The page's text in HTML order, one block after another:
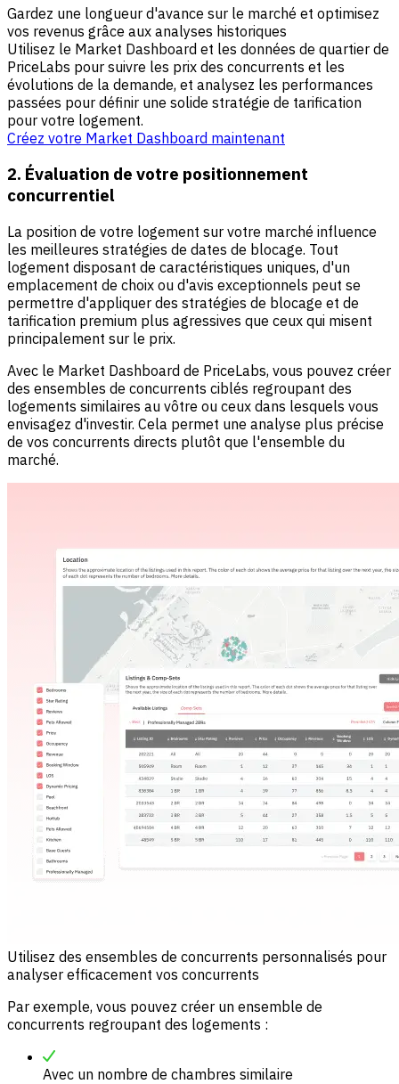
Gardez une longueur d'avance sur le marché et optimisez
vos revenus grâce aux analyses historiques
Utilisez le Market Dashboard et les données de quartier de
PriceLabs pour suivre les prix des concurrents et les
évolutions de la demande, et analysez les performances
passées pour définir une solide stratégie de tarification
pour votre logement.
Créez votre Market Dashboard maintenant
2. Évaluation de votre positionnement
concurrentiel
La position de votre logement sur votre marché influence
les meilleures stratégies de dates de blocage. Tout
logement disposant de caractéristiques uniques, d'un
emplacement de choix ou d'avis exceptionnels peut se
permettre d'appliquer des stratégies de blocage et de
tarification premium plus agressives que ceux qui misent
principalement sur le prix.
Avec le Market Dashboard de PriceLabs, vous pouvez créer
des ensembles de concurrents ciblés regroupant des
logements similaires au vôtre ou ceux dans lesquels vous
envisagez d'investir. Cela permet une analyse plus précise
de vos concurrents directs plutôt que l'ensemble du
marché.
Utilisez des ensembles de concurrents personnalisés pour
analyser efficacement vos concurrents
Par exemple, vous pouvez créer un ensemble de
concurrents regroupant des logements :
Avec un nombre de chambres similaire